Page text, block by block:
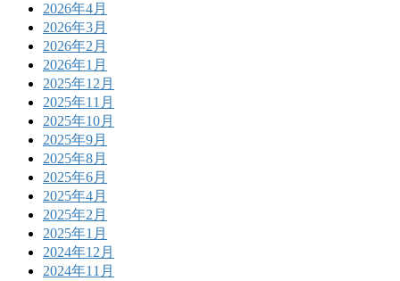
2026年4月
2026年3月
2026年2月
2026年1月
2025年12月
2025年11月
2025年10月
2025年9月
2025年8月
2025年6月
2025年4月
2025年2月
2025年1月
2024年12月
2024年11月